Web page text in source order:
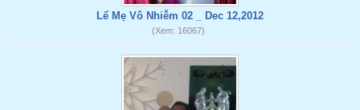
Lể Mẹ Vô Nhiễm 02 _ Dec 12,2012
(Xem: 16067)